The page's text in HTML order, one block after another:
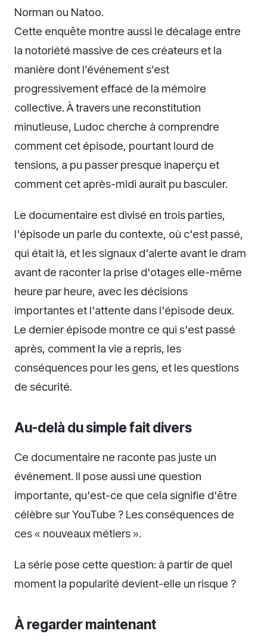
Norman ou Natoo.
Cette enquête montre aussi le décalage entre
la notoriété massive de ces créateurs et la
manière dont l’événement s’est
progressivement effacé de la mémoire
collective. À travers une reconstitution
minutieuse, Ludoc cherche à comprendre
comment cet épisode, pourtant lourd de
tensions, a pu passer presque inaperçu et
comment cet après-midi aurait pu basculer.
Le documentaire est divisé en trois parties,
l'épisode un parle du contexte, où c'est passé,
qui était là, et les signaux d'alerte avant le dram
avant de raconter la prise d'otages elle-même
heure par heure, avec les décisions
importantes et l'attente dans l'épisode deux.
Le dernier épisode montre ce qui s'est passé
après, comment la vie a repris, les
conséquences pour les gens, et les questions
de sécurité.
Au-delà du simple fait divers
Ce documentaire ne raconte pas juste un
événement. Il pose aussi une question
importante, qu'est-ce que cela signifie d'être
célèbre sur YouTube ? Les conséquences de
ces « nouveaux métiers ».
La série pose cette question: à partir de quel
moment la popularité devient-elle un risque ?
À regarder maintenant